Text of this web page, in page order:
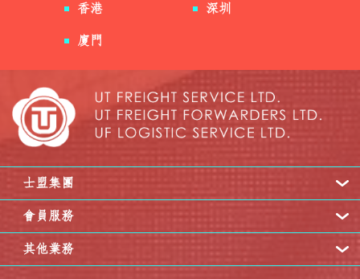
香港 深圳
廈門
士盟集團
會員服務
其他業務